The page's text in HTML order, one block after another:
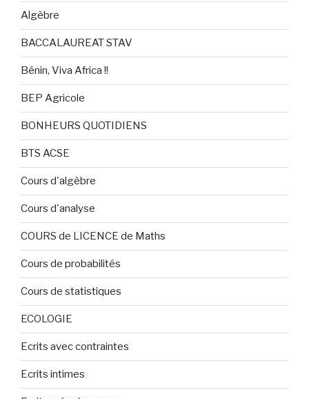
Algèbre
BACCALAUREAT STAV
Bénin, Viva Africa !!
BEP Agricole
BONHEURS QUOTIDIENS
BTS ACSE
Cours d'algèbre
Cours d'analyse
COURS de LICENCE de Maths
Cours de probabilités
Cours de statistiques
ECOLOGIE
Ecrits avec contraintes
Ecrits intimes